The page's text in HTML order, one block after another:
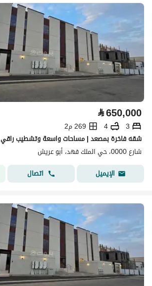
⃁650,000
3
4
269 م2
شقه فاخرة بمصعد | مساحات واسعة وتشطيب راقي
شارع 0000، حي الملك فهد، أبو عريش
الإيميل
اتصال